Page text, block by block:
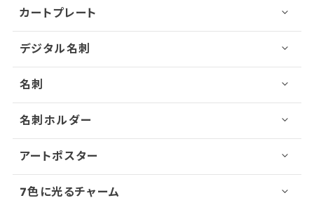
カートプレート
デジタル名刺
名刺
名刺ホルダー
アートポスター
7色に光るチャーム